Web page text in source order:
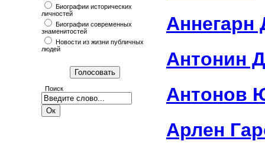
Биографии исторических
личностей
Биографии современных
знаменитостей
Новости из жизни публичных
людей
Поиск
Аннегарн
Антонин
Антонов
Арлен